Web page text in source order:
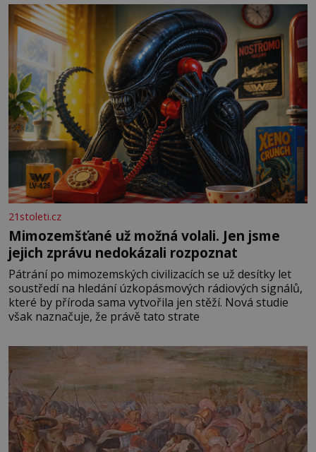
především klidně a útulně. Předškolní věk je
21stoleti.cz
Mimozemšťané už možná volali. Jen jsme
jejich zprávu nedokázali rozpoznat
Pátrání po mimozemských civilizacích se už desítky let
soustředí na hledání úzkopásmových rádiových signálů,
které by příroda sama vytvořila jen stěží. Nová studie
však naznačuje, že právě tato strate